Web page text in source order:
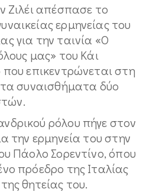
Ζιλέι απέσπασε το
ερμηνείας του
για την ταινία «Ο
μας» του Κάι
που επικεντρώνεται στη
τα συναισθήματα δύο
ρόλου πήγε στον
την ερμηνεία του στην
Πάολο Σορεντίνο, όπου
πρόεδρο της Ιταλίας
θητείας του.